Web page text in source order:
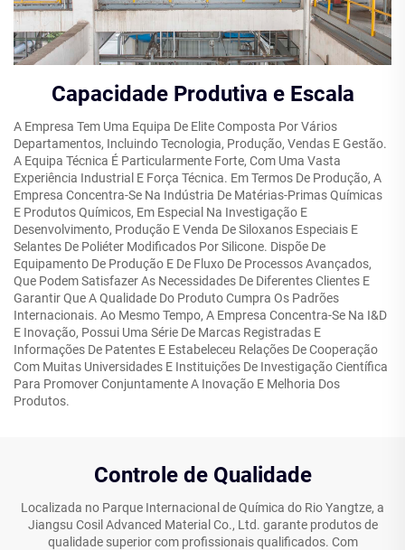
Capacidade Produtiva e Escala
A Empresa Tem Uma Equipa De Elite Composta Por Vários
Departamentos, Incluindo Tecnologia, Produção, Vendas E Gestão.
A Equipa Técnica É Particularmente Forte, Com Uma Vasta
Experiência Industrial E Força Técnica. Em Termos De Produção, A
Empresa Concentra-Se Na Indústria De Matérias-Primas Químicas
E Produtos Químicos, Em Especial Na Investigação E
Desenvolvimento, Produção E Venda De Siloxanos Especiais E
Selantes De Poliéter Modificados Por Silicone. Dispõe De
Equipamento De Produção E De Fluxo De Processos Avançados,
Que Podem Satisfazer As Necessidades De Diferentes Clientes E
Garantir Que A Qualidade Do Produto Cumpra Os Padrões
Internacionais. Ao Mesmo Tempo, A Empresa Concentra-Se Na I&D
E Inovação, Possui Uma Série De Marcas Registradas E
Informações De Patentes E Estabeleceu Relações De Cooperação
Com Muitas Universidades E Instituições De Investigação Científica
Para Promover Conjuntamente A Inovação E Melhoria Dos
Produtos.
Controle de Qualidade
Localizada no Parque Internacional de Química do Rio Yangtze, a
Jiangsu Cosil Advanced Material Co., Ltd. garante produtos de
qualidade superior com profissionais qualificados. Com